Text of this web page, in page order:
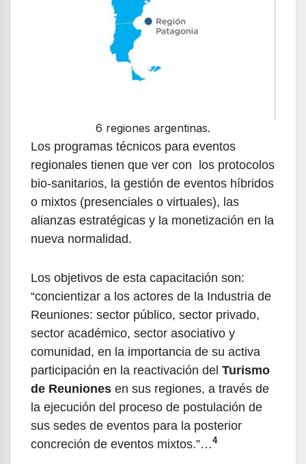
6 regiones argentinas.
Los programas técnicos para eventos
regionales tienen que ver con los protocolos
bio-sanitarios, la gestión de eventos híbridos
o mixtos (presenciales o virtuales), las
alianzas estratégicas y la monetización en la
nueva normalidad.
Los objetivos de esta capacitación son:
“concientizar a los actores de la Industria de
Reuniones: sector público, sector privado,
sector académico, sector asociativo y
comunidad, en la importancia de su activa
participación en la reactivación del Turismo
de Reuniones en sus regiones, a través de
la ejecución del proceso de postulación de
sus sedes de eventos para la posterior
concreción de eventos mixtos.”…4